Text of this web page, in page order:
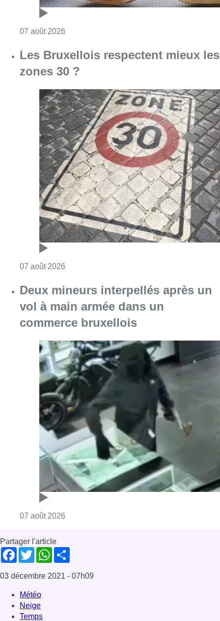
07 août 2026
Les Bruxellois respectent mieux les
zones 30 ?
07 août 2026
Deux mineurs interpellés après un
vol à main armée dans un
commerce bruxellois
07 août 2026
Partager l'article
Facebook
TwitterWhatsApp
03 décembre 2021 - 07h09
Météo
Neige
Temps